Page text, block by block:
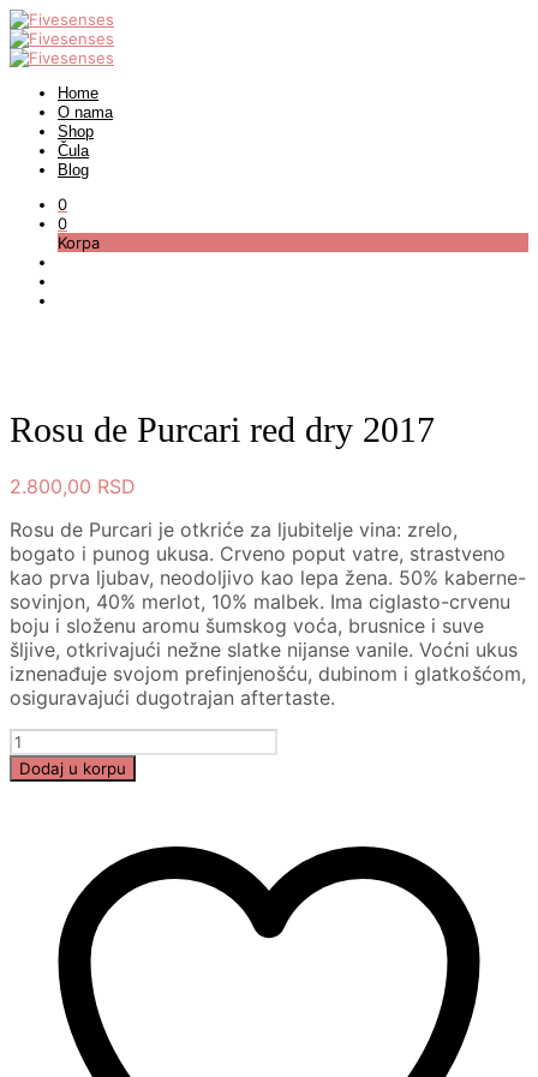
Home
O nama
Shop
Čula
Blog
0
0
Korpa
Rosu de Purcari red dry 2017
2.800,00 RSD
Rosu de Purcari je otkriće za ljubitelje vina: zrelo,
bogato i punog ukusa. Crveno poput vatre, strastveno
kao prva ljubav, neodoljivo kao lepa žena. 50% kaberne-
sovinjon, 40% merlot, 10% malbek. Ima ciglasto-crvenu
boju i složenu aromu šumskog voća, brusnice i suve
šljive, otkrivajući nežne slatke nijanse vanile. Voćni ukus
iznenađuje svojom prefinjenošću, dubinom i glatkošćom,
osiguravajući dugotrajan aftertaste.
Rosu
de
Purcari
Dodaj u korpu